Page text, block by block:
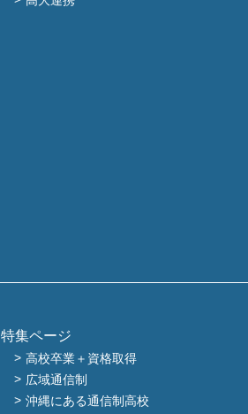
特集ページ
高校卒業＋資格取得
広域通信制
沖縄にある通信制高校